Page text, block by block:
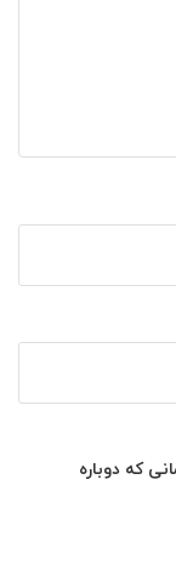
که دوباره